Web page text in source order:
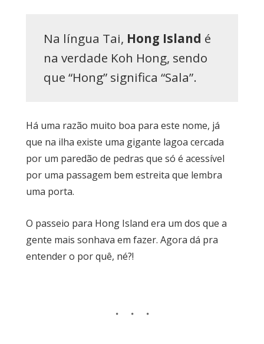
Na língua Tai, Hong Island é
na verdade Koh Hong, sendo
que “Hong” significa “Sala”.
Há uma razão muito boa para este nome, já
que na ilha existe uma gigante lagoa cercada
por um paredão de pedras que só é acessível
por uma passagem bem estreita que lembra
uma porta.
O passeio para Hong Island era um dos que a
gente mais sonhava em fazer. Agora dá pra
entender o por quê, né?!